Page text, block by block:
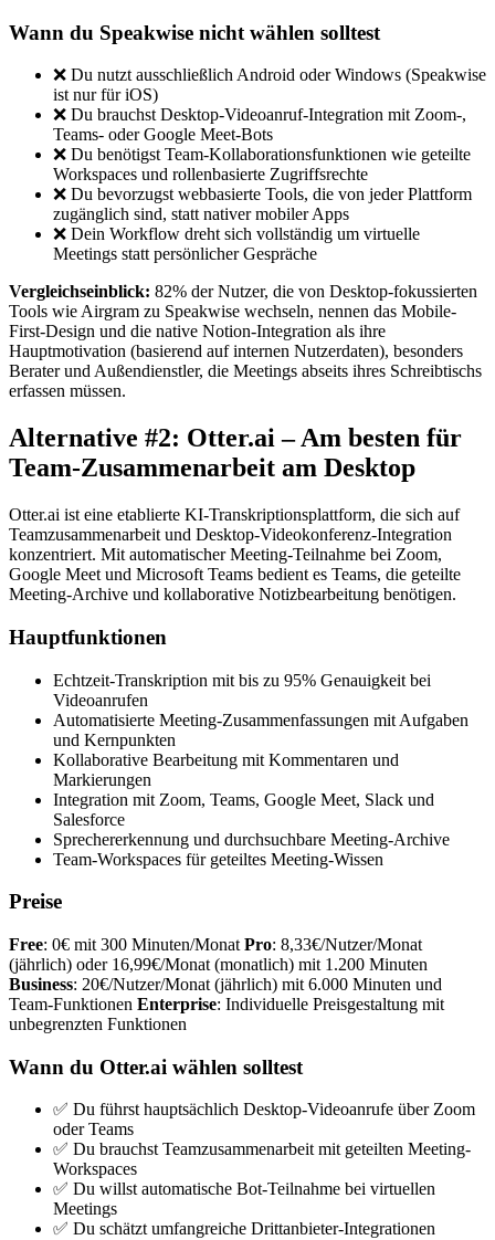
Wann du Speakwise nicht wählen solltest
❌ Du nutzt ausschließlich Android oder Windows (Speakwise
ist nur für iOS)
❌ Du brauchst Desktop-Videoanruf-Integration mit Zoom-,
Teams- oder Google Meet-Bots
❌ Du benötigst Team-Kollaborationsfunktionen wie geteilte
Workspaces und rollenbasierte Zugriffsrechte
❌ Du bevorzugst webbasierte Tools, die von jeder Plattform
zugänglich sind, statt nativer mobiler Apps
❌ Dein Workflow dreht sich vollständig um virtuelle
Meetings statt persönlicher Gespräche
Vergleichseinblick: 82% der Nutzer, die von Desktop-fokussierten
Tools wie Airgram zu Speakwise wechseln, nennen das Mobile-
First-Design und die native Notion-Integration als ihre
Hauptmotivation (basierend auf internen Nutzerdaten), besonders
Berater und Außendienstler, die Meetings abseits ihres Schreibtischs
erfassen müssen.
Alternative #2: Otter.ai – Am besten für
Team-Zusammenarbeit am Desktop
Otter.ai ist eine etablierte KI-Transkriptionsplattform, die sich auf
Teamzusammenarbeit und Desktop-Videokonferenz-Integration
konzentriert. Mit automatischer Meeting-Teilnahme bei Zoom,
Google Meet und Microsoft Teams bedient es Teams, die geteilte
Meeting-Archive und kollaborative Notizbearbeitung benötigen.
Hauptfunktionen
Echtzeit-Transkription mit bis zu 95% Genauigkeit bei
Videoanrufen
Automatisierte Meeting-Zusammenfassungen mit Aufgaben
und Kernpunkten
Kollaborative Bearbeitung mit Kommentaren und
Markierungen
Integration mit Zoom, Teams, Google Meet, Slack und
Salesforce
Sprechererkennung und durchsuchbare Meeting-Archive
Team-Workspaces für geteiltes Meeting-Wissen
Preise
Free: 0€ mit 300 Minuten/Monat Pro: 8,33€/Nutzer/Monat
(jährlich) oder 16,99€/Monat (monatlich) mit 1.200 Minuten
Business: 20€/Nutzer/Monat (jährlich) mit 6.000 Minuten und
Team-Funktionen Enterprise: Individuelle Preisgestaltung mit
unbegrenzten Funktionen
Wann du Otter.ai wählen solltest
✅ Du führst hauptsächlich Desktop-Videoanrufe über Zoom
oder Teams
✅ Du brauchst Teamzusammenarbeit mit geteilten Meeting-
Workspaces
✅ Du willst automatische Bot-Teilnahme bei virtuellen
Meetings
✅ Du schätzt umfangreiche Drittanbieter-Integrationen